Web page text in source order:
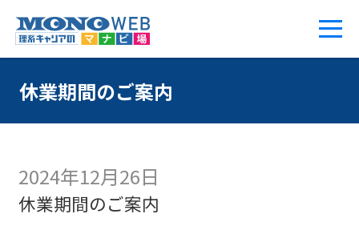
休業期間のご案内
2024年12月26日
休業期間のご案内